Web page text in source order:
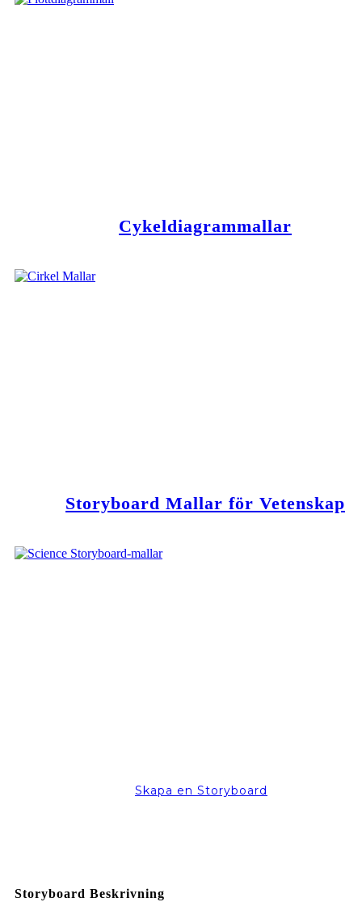
Cykeldiagrammallar
Storyboard Mallar för Vetenskap
Skapa en Storyboard
Storyboard Beskrivning